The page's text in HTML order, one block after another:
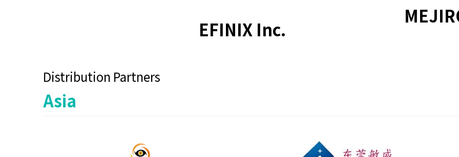
EFINIX Inc.
Distribution Partners
Asia